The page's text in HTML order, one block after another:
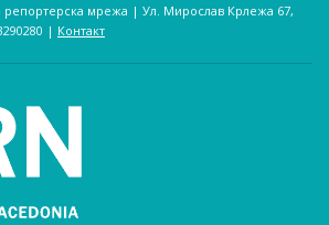
репортерска мрежа | Ул. Мирослав Крлежа 67,
| Контакт